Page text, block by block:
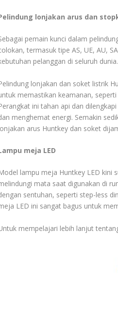
lonjakan arus dan
pemain kunci dalam
termasuk tipe AS, UE, AU,
pelanggan di seluruh dunia.
lonjakan dan soket listrik
memastikan keamanan,
ini tahan api dan
menghemat energi. Semakin
arus Huntkey dan soket
meja LED
lampu meja Huntkey LED kini
mata saat digunakan di
sentuhan, seperti step-less
LED ini sangat bagus untuk
mempelajari lebih lanjut